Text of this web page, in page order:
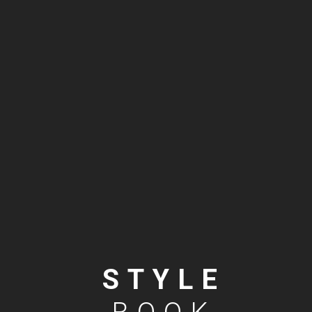
STYLE